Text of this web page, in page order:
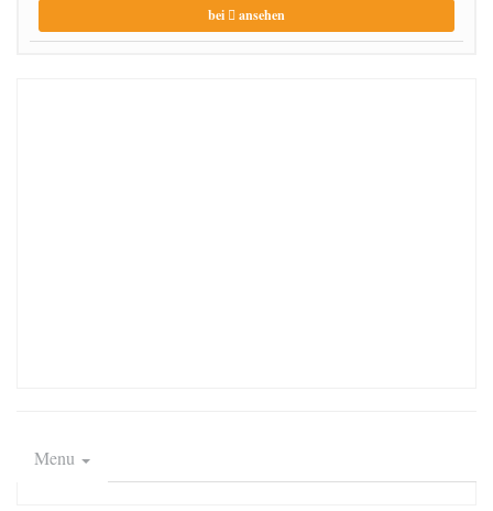
bei ansehen
Menu